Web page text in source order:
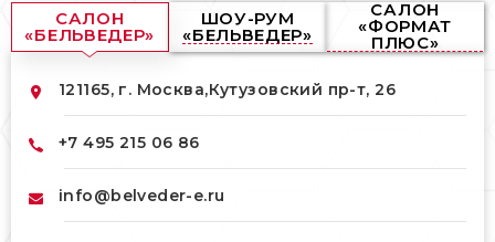
САЛОН
«БЕЛЬВЕДЕР»
ШОУ-РУМ
«БЕЛЬВЕДЕР»
САЛОН
«ФОРМАТ
ПЛЮС»
121165, г. Москва,Кутузовский пр-т, 26
+7 495 215 06 86
info@belveder-e.ru